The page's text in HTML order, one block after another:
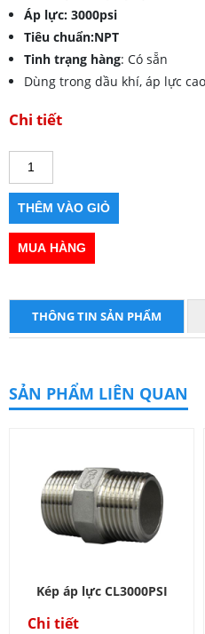
Áp lực: 3000psi
Tiêu chuẩn:NPT
Tinh trạng hàng: Có sẵn
Dùng trong dầu khí, áp lực
Chi tiết
THÔNG TIN SẢN PHẨM
SẢN PHẨM LIÊN QUAN
Kép áp lực CL3000PSI
Chi tiết